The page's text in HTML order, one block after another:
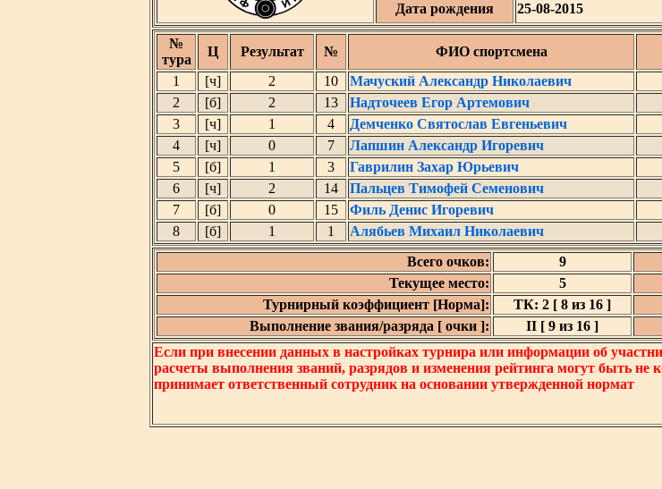
Дата рождения
25-08-2015
№
тура
Ц Результат № ФИО спортсмена
1
[ч] 2 10 Мачуский Александр Николаевич
2
[б] 2 13 Надточеев Егор Артемович
3
[ч] 1 4 Демченко Святослав Евгеньевич
4
[ч] 0 7 Лапшин Александр Игоревич
5
[б] 1 3 Гаврилин Захар Юрьевич
6
[ч] 2 14 Пальцев Тимофей Семенович
7
[б] 0 15 Филь Денис Игоревич
8
[б] 1 1 Алябьев Михаил Николаевич
Всего очков:
9
Текущее место:
5
Турнирный коэффициент [Норма]:
ТК: 2 [ 8 из 16 ]
Выполнение звания/разряда [ очки ]:
II [ 9 из 16 ]
Если при внесении данных в настройках турнира или информации об
расчеты выполнения званий, разрядов и изменения рейтинга могут быть
принимает ответственный сотрудник на основании утвержденной нормат